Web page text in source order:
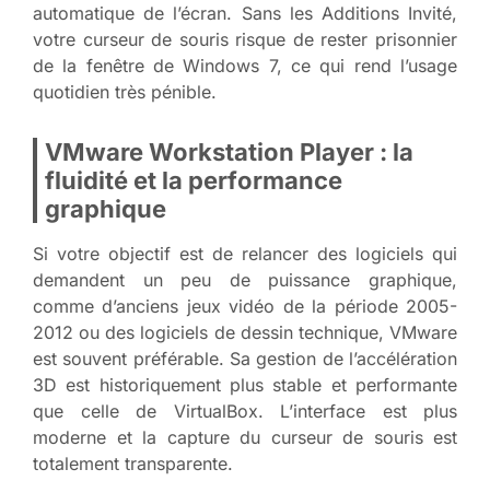
automatique de l’écran. Sans les Additions Invité,
votre curseur de souris risque de rester prisonnier
de la fenêtre de Windows 7, ce qui rend l’usage
quotidien très pénible.
VMware Workstation Player : la
fluidité et la performance
graphique
Si votre objectif est de relancer des logiciels qui
demandent un peu de puissance graphique,
comme d’anciens jeux vidéo de la période 2005-
2012 ou des logiciels de dessin technique, VMware
est souvent préférable. Sa gestion de l’accélération
3D est historiquement plus stable et performante
que celle de VirtualBox. L’interface est plus
moderne et la capture du curseur de souris est
totalement transparente.